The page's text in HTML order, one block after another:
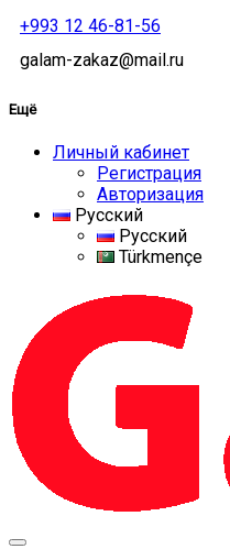
+993 12 46-81-56
galam-zakaz@mail.ru
Ещё
Личный кабинет
Регистрация
Авторизация
Русский
Русский
Türkmençe